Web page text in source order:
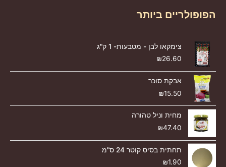
הפופולריים ביותר
צימקאו לבן - מטבעות- 1 ק"ג
₪26.60
אבקת סוכר
₪15.50
מחית וניל טהורה
₪47.40
תחתית בסיס קוטר 24 ס"מ
₪1.90